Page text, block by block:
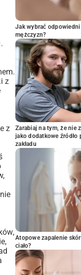
z
z
Jak wybrać
mężczyzn?
Zarabiaj na tym, że nie
jako dodatkowe
zakładu
Atopowe zapalenie
ciało?